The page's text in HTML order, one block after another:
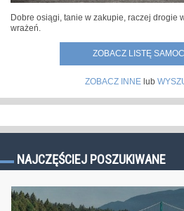
Dobre osiągi, tanie w zakupie, raczej drogie
wrażeń.
ZOBACZ LISTĘ
ZOBACZ INNElub
NAJCZĘŚCIEJ POSZUKIWANE